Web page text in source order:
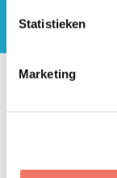
Statistieken
Marketing
GA!